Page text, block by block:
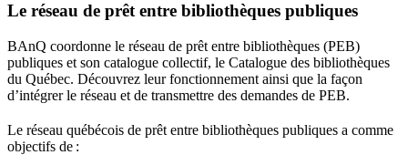
Le réseau de prêt entre bibliothèques publiques
BAnQ coordonne le réseau de prêt entre bibliothèques (PEB)
publiques et son catalogue collectif, le Catalogue des bibliothèques
du Québec. Découvrez leur fonctionnement ainsi que la façon
d’intégrer le réseau et de transmettre des demandes de PEB.
Le réseau québécois de prêt entre bibliothèques publiques a comme
objectifs de :